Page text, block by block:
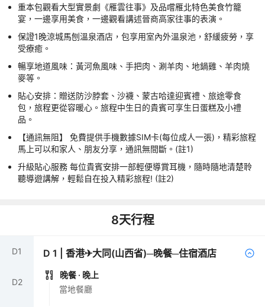
重本包觀看大型實景劇《雁雲往事》及品嚐雁北特色美食竹籠
宴，一邊享用美食，一邊觀看講述晉商高家往事的表演。
保證1晚涼城馬刨溫泉酒店，包享用室內外溫泉池，舒緩疲勞，享
受療癒。
暢享地道風味：黃河魚風味、手把肉、涮羊肉、地鍋雞、羊肉燒
麥等。
貼心安排：贈送防沙脖套、沙襪、蒙古哈達迎賓禮、旅途零食
包，旅程更從容暖心。旅程中生日的貴賓可享生日蛋糕及小禮
品。
【通訊無阻】 免費提供手機數據SIM卡(每位成人一張)，精彩旅程
馬上可以和家人、朋友分享，通訊無間斷。(註1)
升級貼心服務 每位貴賓安排一部輕便導賞耳機，隨時隨地清楚聆
聽導遊講解，輕鬆自在投入精彩旅程! (註2)
8天行程
D1
D2
D1 |香港✈大同(山西省)─晚餐─住宿酒店
晚餐 · 晚上
當地餐廳